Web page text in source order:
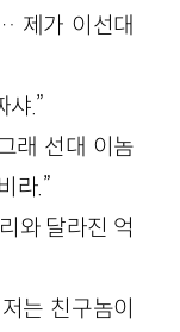
제가 이선대
샤.”
래 선대 이놈
라.”
와 달라진 억
는 친구놈이